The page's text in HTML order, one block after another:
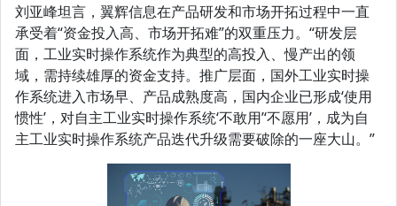
刘亚峰坦言，翼辉信息在产品研发和市场开拓过程中一直
承受着“资金投入高、市场开拓难”的双重压力。“研发层
面，工业实时操作系统作为典型的高投入、慢产出的领
域，需持续雄厚的资金支持。推广层面，国外工业实时操
作系统进入市场早、产品成熟度高，国内企业已形成‘使用
惯性’，对自主工业实时操作系统‘不敢用’‘不愿用’，成为自
主工业实时操作系统产品迭代升级需要破除的一座大山。”